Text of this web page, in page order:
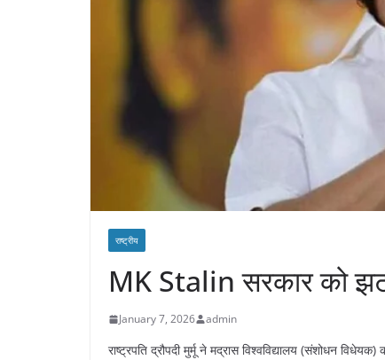
राष्ट्रीय
MK Stalin सरकार को
January 7, 2026 admin
राष्ट्रपति द्रौपदी मुर्मू ने मद्रास विश्वविद्यालय (संशोधन